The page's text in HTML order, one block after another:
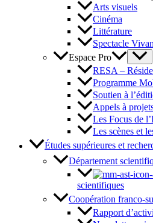
Arts visuels
Cinéma
Littérature
Spectacle
Espace Pro
RESA –
Programme
Soutien à
Appels à
Les Focus de
Les scènes et
Études supérieures et
Département
scientifiques
Coopération franco-
Rapport